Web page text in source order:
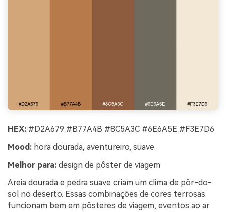
HEX: #D2A679 #B77A4B #8C5A3C #6E6A5E #F3E7D6
Mood: hora dourada, aventureiro, suave
Melhor para: design de pôster de viagem
Areia dourada e pedra suave criam um clima de pôr-do-
sol no deserto. Essas combinações de cores terrosas
funcionam bem em pôsteres de viagem, eventos ao ar